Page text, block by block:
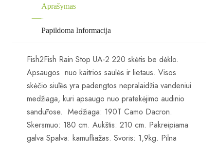
Aprašymas
Papildoma Informacija
Fish2Fish Rain Stop UA-2 220 skėtis be dėklo.
Apsaugos nuo kaitrios saulės ir lietaus. Visos
skėčio siūlės yra padengtos nepralaidžia vandeniui
medžiaga, kuri apsaugo nuo pratekėjimo audinio
sandūrose. Medžiaga: 190T Camo Dacron.
Skersmuo: 180 cm. Aukštis: 210 cm. Pakreipiama
galva Spalva: kamufliažas. Svoris: 1,9kg. Pilna